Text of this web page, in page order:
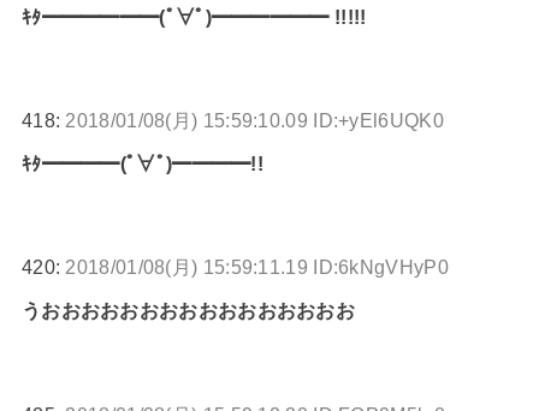
ｷﾀ━━━━━━(ﾟ∀ﾟ)━━━━━━ !!!!!
418: 2018/01/08(月) 15:59:10.09 ID:+yEl6UQK0
ｷﾀ━━━━(ﾟ∀ﾟ)━━━━!!
420: 2018/01/08(月) 15:59:11.19 ID:6kNgVHyP0
うおおおおおおおおおおおおおおおお